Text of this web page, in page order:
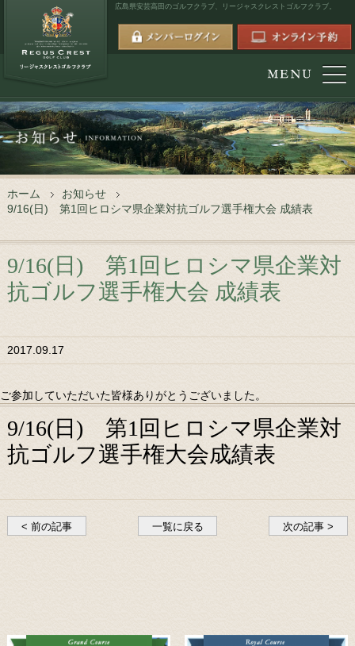
広島県安芸高田のゴルフクラブ、 リージャスクレストゴルフクラブ。
ホーム
お知らせ
9/16(日) 第1回ヒロシマ県企業対抗ゴルフ選手権大会 成績表
9/16(日) 第1回ヒロシマ県企業対
抗ゴルフ選手権大会 成績表
2017.09.17
ご参加していただいた皆様ありがとうございました。
9/16(日) 第1回ヒロシマ県企業対
抗ゴルフ選手権大会成績表
< 前の記事 一覧に戻る 次の記事 >